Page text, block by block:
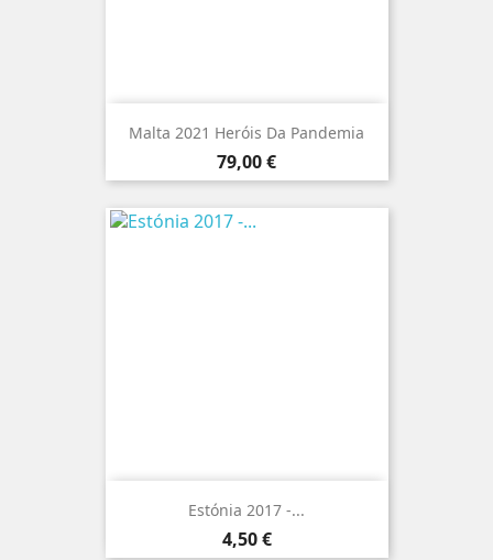
Malta 2021 Heróis Da Pandemia
Preço
79,00 €
Estónia 2017 -...
Preço
4,50 €